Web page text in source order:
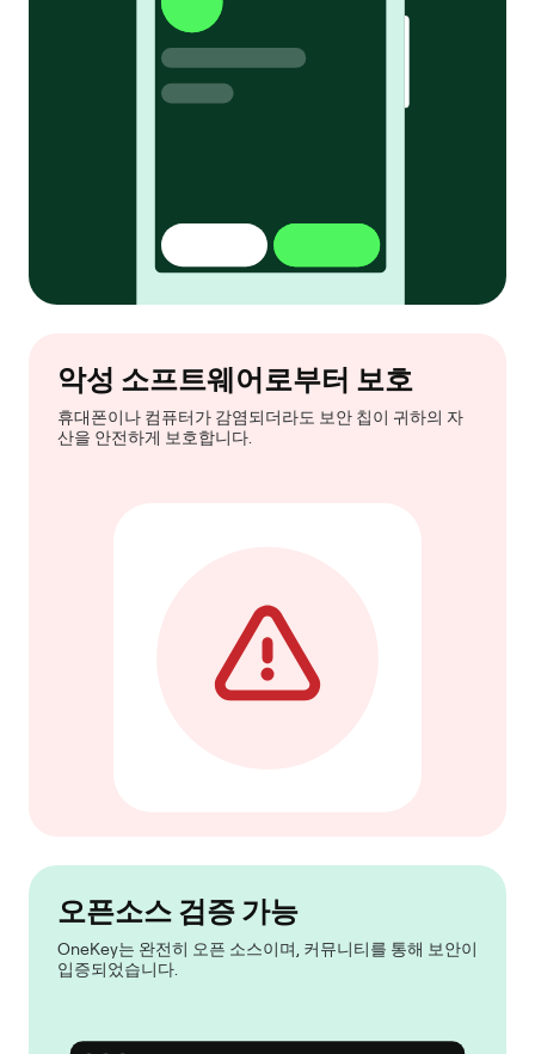
악성 소프트웨어로부터 보호
휴대폰이나 컴퓨터가 감염되더라도 보안 칩이 귀하의 자
산을 안전하게 보호합니다.
오픈소스 검증 가능
OneKey는 완전히 오픈 소스이며, 커뮤니티를 통해 보안이
입증되었습니다.